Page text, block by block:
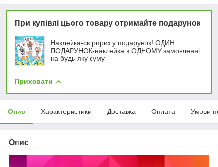
При купівлі цього товару отримайте подарунок
Наклейка-сюрприз у подарунок! ОДИН
ПОДАРУНОК-наклейка в ОДНОМУ замовленні
на будь-яку суму
Приховати
Опис Характеристики Доставка Оплата Умови
Опис